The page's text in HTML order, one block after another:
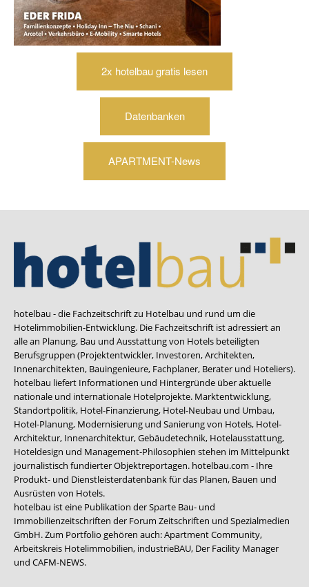
2x hotelbau gratis lesen
Datenbanken
APARTMENT-News
hotelbau - die Fachzeitschrift zu Hotelbau und rund um die
Hotelimmobilien-Entwicklung. Die Fachzeitschrift ist adressiert an
alle an Planung, Bau und Ausstattung von Hotels beteiligten
Berufsgruppen (Projektentwickler, Investoren, Architekten,
Innenarchitekten, Bauingenieure, Fachplaner, Berater und Hoteliers).
hotelbau liefert Informationen und Hintergründe über aktuelle
nationale und internationale Hotelprojekte. Marktentwicklung,
Standortpolitik, Hotel-Finanzierung, Hotel-Neubau und Umbau,
Hotel-Planung, Modernisierung und Sanierung von Hotels, Hotel-
Architektur, Innenarchitektur, Gebäudetechnik, Hotelausstattung,
Hoteldesign und Management-Philosophien stehen im Mittelpunkt
journalistisch fundierter Objektreportagen. hotelbau.com - Ihre
Produkt- und Dienstleisterdatenbank für das Planen, Bauen und
Ausrüsten von Hotels.
hotelbau ist eine Publikation der Sparte Bau- und
Immobilienzeitschriften der Forum Zeitschriften und Spezialmedien
GmbH. Zum Portfolio gehören auch:Apartment Community,
Arbeitskreis Hotelimmobilien, industrieBAU, Der Facility Manager
und CAFM-NEWS.